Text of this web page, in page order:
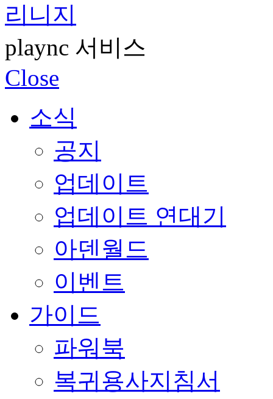
리니지
plaync 서비스
Close
소식
공지
업데이트
업데이트 연대기
아덴월드
이벤트
가이드
파워북
복귀용사지침서